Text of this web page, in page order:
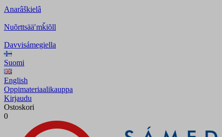
Anarâškielâ
Nuõrttsääʹmǩiõll
Davvisámegiella
Suomi
English
Oppimateriaalikauppa
Kirjaudu
Ostoskori
0